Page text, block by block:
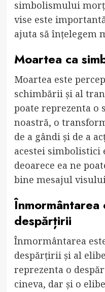
simbolismului
vise este
ajuta să înțelegem
Moartea ca
Moartea este
schimbării și al
poate reprezenta o
noastră, o
de a gândi și de a
acestei simbolistici
deoarece ea ne
bine mesajul
Înmormântarea
despărțirii
Înmormântarea
despărțirii și al
reprezenta o
cineva, dar și o